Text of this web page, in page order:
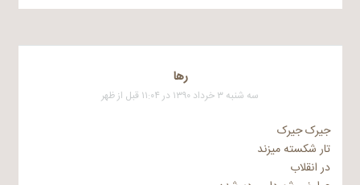
رها
سه شنبه ۳ خرداد ۱۳۹۰ در ۱۱:۰۴ قبل از ظهر
جیرک جیرک
تار شکسته میزند
در انقلاب